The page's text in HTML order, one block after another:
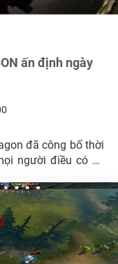
ấn định ngày
đã công bố thời
người điều có cơ